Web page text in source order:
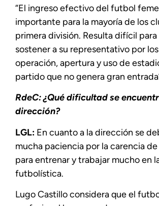
“El ingreso efectivo del futbol
importante para la mayoría de los
primera división. Resulta difícil para
sostener a su representativo por
operación, apertura y uso de
partido que no genera gran
RdeC: ¿Qué dificultad se
dirección?
LGL: En cuanto a la dirección se
mucha paciencia por la carencia
para entrenar y trabajar mucho en
futbolística.
Lugo Castillo considera que el